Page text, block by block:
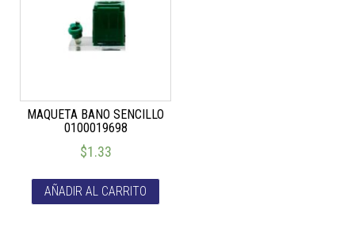
MAQUETA BANO SENCILLO
0100019698
$1.33
AÑADIR AL CARRITO